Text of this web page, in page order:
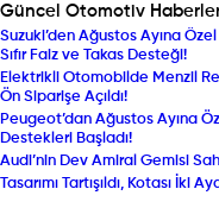
Güncel Otomotiv
Suzuki’den Ağustos Ayına
Sıfır Faiz ve Takas Desteği!
Elektrikli Otomobilde Menzil
Ön Siparişe Açıldı!
Peugeot’dan Ağustos Ayına
Destekleri Başladı!
Audi’nin Dev Amiral Gemisi
Tasarımı Tartışıldı, Kotası İki